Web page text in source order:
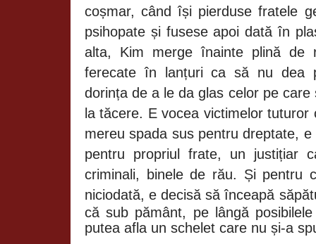
coșmar, când își pierduse fratele
psihopate și fusese apoi dată în
alta, Kim merge înainte plină de
ferecate în lanțuri ca să nu dea
dorința de a le da glas celor pe
la tăcere. E vocea victimelor
mereu spada sus pentru dreptate,
pentru propriul frate, un justițiar
criminali, binele de rău. Și pentru
niciodată, e decisă să înceapă
că sub pământ, pe lângă
putea afla un schelet care nu și-a